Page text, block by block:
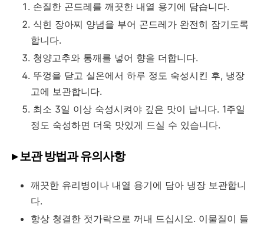
손질한 곤드레를 깨끗한 내열 용기에 담습니다.
식힌 장아찌 양념을 부어 곤드레가 완전히 잠기도록
합니다.
청양고추와 통깨를 넣어 향을 더합니다.
뚜껑을 닫고 실온에서 하루 정도 숙성시킨 후, 냉장
고에 보관합니다.
최소 3일 이상 숙성시켜야 깊은 맛이 납니다. 1주일
정도 숙성하면 더욱 맛있게 드실 수 있습니다.
▸ 보관 방법과 유의사항
깨끗한 유리병이나 내열 용기에 담아 냉장 보관합니
다.
항상 청결한 젓가락으로 꺼내 드십시오. 이물질이 들